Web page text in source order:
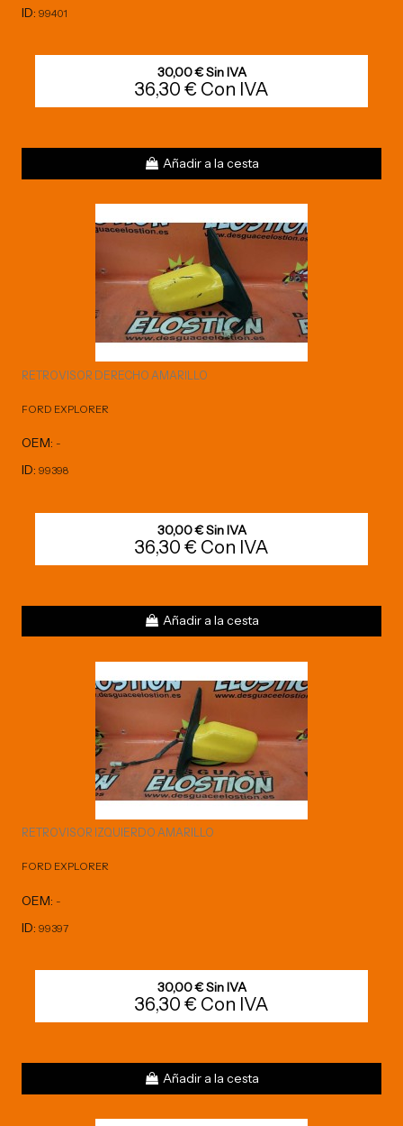
ID: 99401
30,00 € Sin IVA
36,30 € Con IVA
Añadir a la cesta
RETROVISOR DERECHO AMARILLO
FORD EXPLORER
OEM: -
ID: 99398
30,00 € Sin IVA
36,30 € Con IVA
Añadir a la cesta
RETROVISOR IZQUIERDO AMARILLO
FORD EXPLORER
OEM: -
ID: 99397
30,00 € Sin IVA
36,30 € Con IVA
Añadir a la cesta